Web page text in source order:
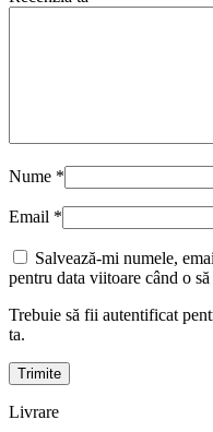
Nume *
Email *
Salvează-mi numele,
pentru data viitoare când o
Trebuie să fii autentificat
ta.
Livrare